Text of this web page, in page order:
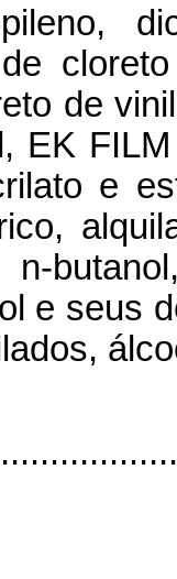
de
EK
e
n-
e seus